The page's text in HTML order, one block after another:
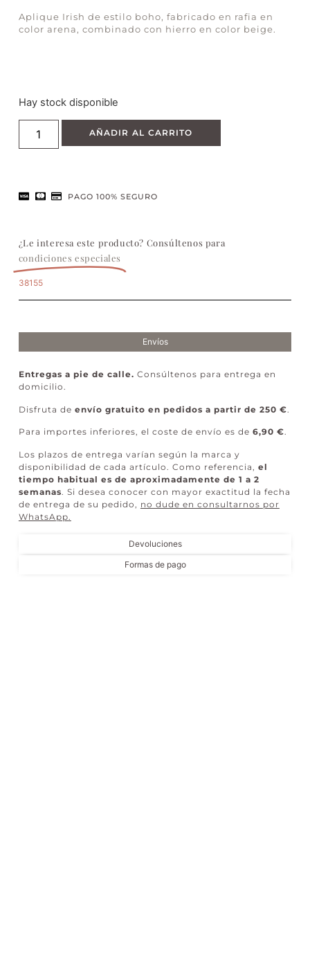
Aplique Irish de estilo boho, fabricado en rafia en
color arena, combinado con hierro en color beige.
Hay stock disponible
AÑADIR AL CARRITO
PAGO 100% SEGURO
¿Le interesa este producto? Consúltenos para
condiciones especiales
38155
Envíos
Devoluciones
Formas de pago
Entregas a pie de calle. Consúltenos para entrega en
domicilio.
Disfruta de envío gratuito en pedidos a partir de 250 €
Para importes inferiores, el coste de envío es de 6,90 €.
Los plazos de entrega varían según la marca y
disponibilidad de cada artículo. Como referencia, el
tiempo habitual es de aproximadamente de 1 a 2
semanas . Si desea conocer con mayor exactitud la fecha
de entrega de su pedido, no dude en consultarnos por
WhatsApp